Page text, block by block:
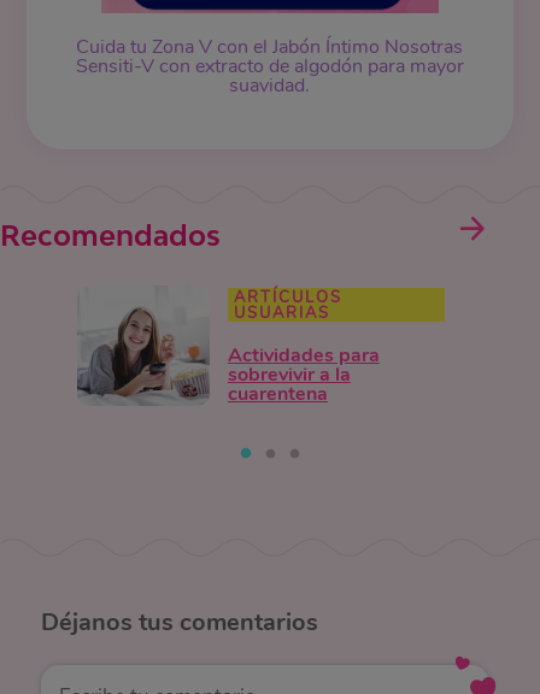
Cuida tu Zona V con el Jabón Íntimo Nosotras
Sensiti-V con extracto de algodón para mayor
suavidad.
Recomendados
ARTÍCULOS
USUARIAS
Actividades para
sobrevivir a la
cuarentena
Déjanos tus comentarios